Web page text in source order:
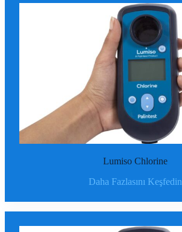
Lumiso Chlorine
Daha Fazlasını Keşfedin